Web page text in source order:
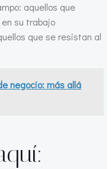
aquellos que
su trabajo
que se resistan al
negocio: más allá